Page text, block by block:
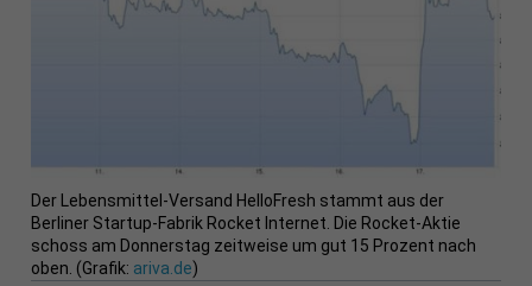
Der Lebensmittel-Versand HelloFresh stammt aus der
Berliner Startup-Fabrik Rocket Internet. Die Rocket-Aktie
schoss am Donnerstag zeitweise um gut 15 Prozent nach
oben. (Grafik: ariva.de)